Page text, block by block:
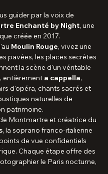
guider par la voix de
Enchanté by Night
, une
créée en 2017.
Moulin Rouge
, vivez une
pavées, les places secrètes
la scène d'un véritable
d'opéra, chants sacrés et
naturelles de
patrimoine.
Montmartre et créatrice du
, la soprano franco-italienne
de vue confidentiels